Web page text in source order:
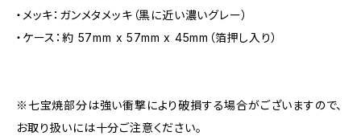
・メッキ：ガンメタメッキ（黒に近い濃いグレー）
・ケース：約 57mm x 57mm x 45mm（箔押し入り）
※七宝焼部分は強い衝撃により破損する場合がございますので、
お取り扱いには十分ご注意ください。